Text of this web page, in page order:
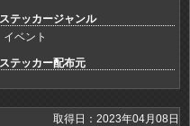
ステッカージャンル
イベント
ステッカー配布元
取得日：2023年04月08日